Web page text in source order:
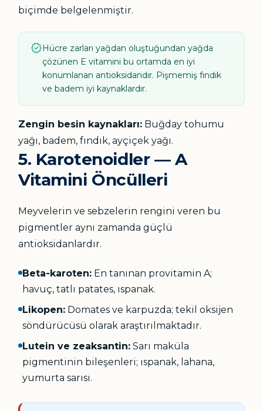
biçimde belgelenmiştir.
verifiedHücre zarları yağdan oluştuğundan yağda
çözünen E vitamini bu ortamda en iyi
konumlanan antioksidandır. Pişmemiş fındık
ve badem iyi kaynaklardır.
Zengin besin kaynakları: Buğday tohumu
yağı, badem, fındık, ayçiçek yağı.
5. Karotenoidler — A
Vitamini Öncülleri
Meyvelerin ve sebzelerin rengini veren bu
pigmentler aynı zamanda güçlü
antioksidanlardır.
Beta-karoten: En tanınan provitamin A;
havuç, tatlı patates, ıspanak.
Likopen: Domates ve karpuzda; tekil oksijen
söndürücüsü olarak araştırılmaktadır.
Lutein ve zeaksantin: Sarı maküla
pigmentinin bileşenleri; ıspanak, lahana,
yumurta sarısı.